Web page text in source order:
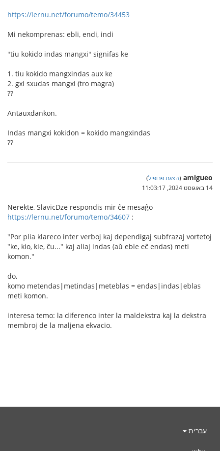
https://lernu.net/forumo/temo/34453
Mi nekomprenas: ebli, endi, indi
"tiu kokido indas mangxi" signifas ke
1. tiu kokido mangxindas aux ke
2. gxi sxudas mangxi (tro magra)
??
Antauxdankon.
Indas mangxi kokidon = kokido mangxindas
??
amigueo
(הצגת פרופיל)
14 באוגוסט 2024, 11:03:17
Nerekte, SlavicDze respondis mir ĉe mesaĝo
https://lernu.net/forumo/temo/34607 :
"Por plia klareco inter verboj kaj dependigaj subfrazaj vortetoj
"ke, kio, kie, ĉu..." kaj aliaj indas (aŭ eble eĉ endas) meti
komon."
do,
komo metendas|metindas|meteblas = endas|indas|eblas
meti komon.
interesa temo: la diferenco inter la maldekstra kaj la dekstra
membroj de la maljena ekvacio.
עברית